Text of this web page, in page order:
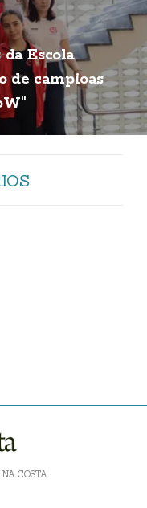
Escola
de campioas
NA COSTA